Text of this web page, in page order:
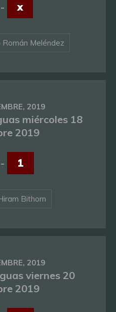
- x
Meléndez
2019
miércoles 18
2019
- 1
Bithorn
2019
viernes 20
2019